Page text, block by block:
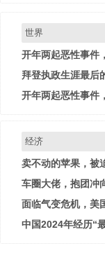
世界
开年两起恶性事件
拜登执政生涯最后
开年两起恶性事件
经济
卖不动的苹果，被
车圈大佬，抱团冲
面临气变危机，美
中国2024年经历“